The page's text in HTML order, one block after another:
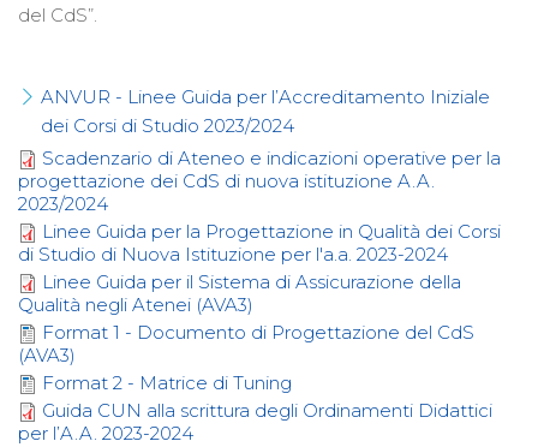
del CdS”.
ANVUR - Linee Guida per l’Accreditamento Iniziale
dei Corsi di Studio 2023/2024
Scadenzario di Ateneo e indicazioni operative per la
progettazione dei CdS di nuova istituzione A.A.
2023/2024
Linee Guida per la Progettazione in Qualità dei Corsi
di Studio di Nuova Istituzione per l'a.a. 2023-2024
Linee Guida per il Sistema di Assicurazione della
Qualità negli Atenei (AVA3)
Format 1 - Documento di Progettazione del CdS
(AVA3)
Format 2 - Matrice di Tuning
Guida CUN alla scrittura degli Ordinamenti Didattici
per l’A.A. 2023-2024